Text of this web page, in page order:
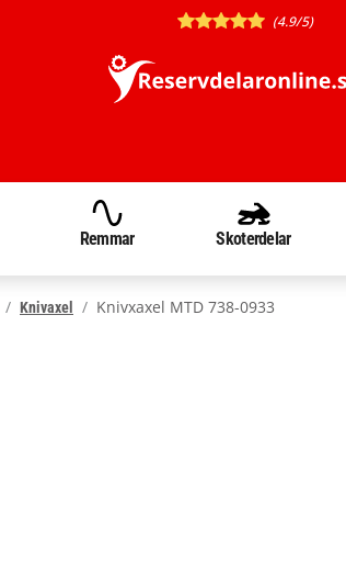
(4.9/5)
Remmar Skoterdelar
Knivaxel Knivxaxel MTD 738-0933